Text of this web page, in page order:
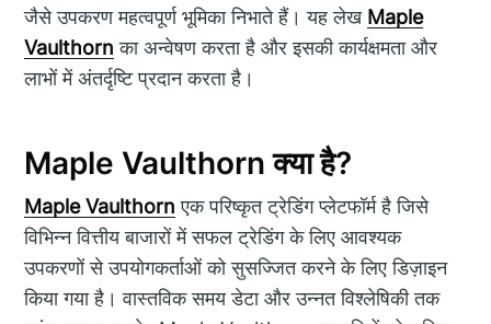
जैसे उपकरण महत्वपूर्ण भूमिका निभाते हैं। यह लेख Maple
Vaulthorn का अन्वेषण करता है और इसकी कार्यक्षमता और
लाभों में अंतर्दृष्टि प्रदान करता है।
Maple Vaulthorn क्या है?
Maple Vaulthorn एक परिष्कृत ट्रेडिंग प्लेटफॉर्म है जिसे
विभिन्न वित्तीय बाजारों में सफल ट्रेडिंग के लिए आवश्यक
उपकरणों से उपयोगकर्ताओं को सुसज्जित करने के लिए डिज़ाइन
किया गया है। वास्तविक समय डेटा और उन्नत विश्लेषिकी तक